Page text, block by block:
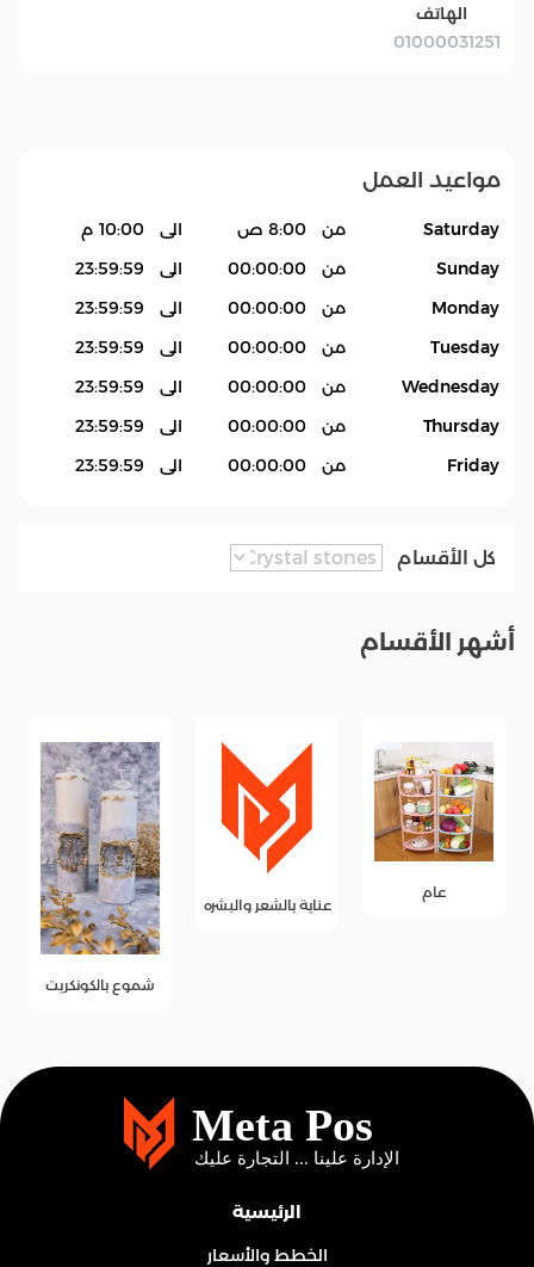
الهاتف
01000031251
مواعيد العمل
Saturday من 8:00 ص الى
10:00 م
Sunday
من 00:00:00 الى
23:59:59
Monday
من 00:00:00 الى
23:59:59
Tuesday
من 00:00:00 الى
23:59:59
Wednesday
من 00:00:00 الى
23:59:59
Thursday
من 00:00:00 الى
23:59:59
Friday
من 00:00:00 الى 23:59:59
كل الأقسام
أشهر الأقسام
عناية بالشعر والبشره
Accessories &
Crystal stones
الرئيسية
الخطط والأسعار